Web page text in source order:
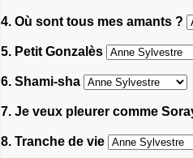
4. Où sont tous mes amants ?
5. Petit Gonzalès
6. Shami-sha
7. Je veux pleurer comme
8. Tranche de vie